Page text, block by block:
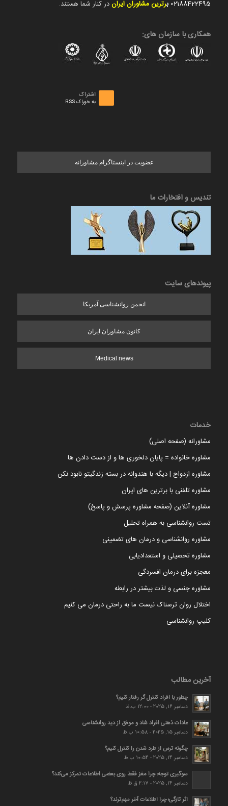
02188422495 برترین مشاوران ایراندر کنار شما هستند.
همکاری با سازمان های:
اشتراک
به خوراک RSS
عضویت در اینستاگرام مشاورانه
تندیس و افتخارات ما
پیوندهای سایت
انجمن روانشناسی آمریکا
کانون مشاوران ایران
Medical news
خدمات
مشاورانه (صفحه اصلی)
مشاوره خانواده = پایان دلخوری ها و از دست دادن ها
مشاوره ازدواج | دیگه با هندوانه در بسته زندگیتو نابود نکن
مشاوره تلفنی با برترین های ایران
مشاوره آنلاین (صفحه مشاوره پرسش و پاسخ)
تست روانشناسی به همراه تحلیل
مشاوره روانشناسی و درمان های تضمینی
مشاوره تحصیلی و استعدادیابی
معجزه برای درمان افسردگی
مشاوره جنسی و لذت بیشتر در رابطه
اختلال روان ترسناک نیست ما به راحتی درمان می کنیم
کلیپ روانشناسی
آخرین مطالب
چطور با افراد کنترل گر رفتار کنیم؟
دسامبر 16, 2025 - 12:00 ب.ظ
عادات ذهنی افراد شاد و موفق از دید روانشناسی
دسامبر 15, 2025 - 10:58 ب.ظ
چگونه ترس از طرد شدن را کنترل کنیم؟
دسامبر 14, 2025 - 10:54 ب.ظ
سوگیری توجه؛ چرا مغز فقط روی بعضی اطلاعات تمرکز می‌کند؟
دسامبر 14, 2025 - 2:17 ق.ظ
اثر تازگی؛ چرا اطلاعات آخر مهم‌ترند؟